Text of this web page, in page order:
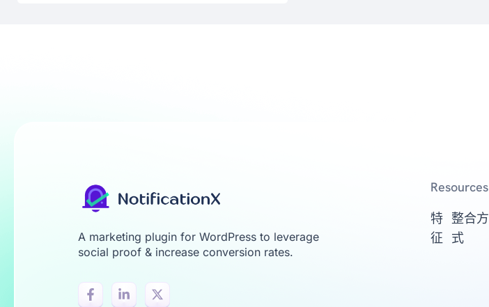
A marketing plugin for WordPress to leverage
social proof & increase conversion rates.
Resources
特
征
整合方
式